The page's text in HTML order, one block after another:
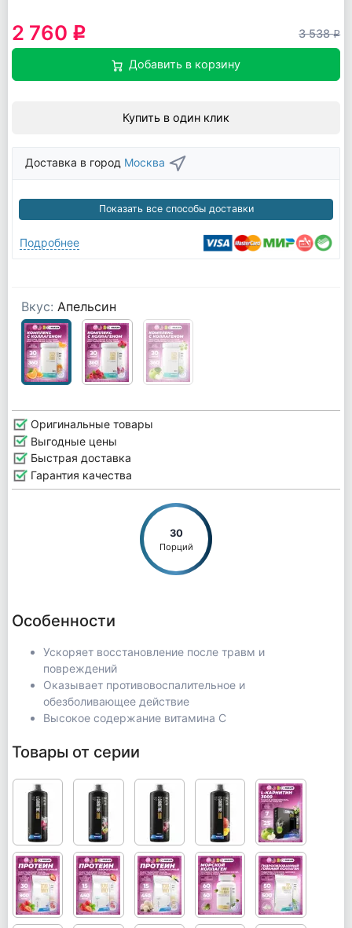
2 760 q 3 538q
Добавить в корзину
Купить в один клик
Доставка в город Москва
Показать все способы доставки
Подробнее
Вкус: Апельсин
Оригинальные товары
Выгодные цены
Быстрая доставка
Гарантия качества
30
Порций
Особенности
Ускоряет восстановление после травм и
повреждений
Оказывает противовоспалительное и
обезболивающее действие
Высокое содержание витамина С
Товары от серии